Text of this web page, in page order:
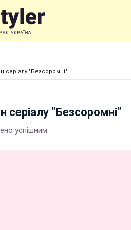
серіалу "Безсоромні"
серіалу "Безсоромні"
успішним